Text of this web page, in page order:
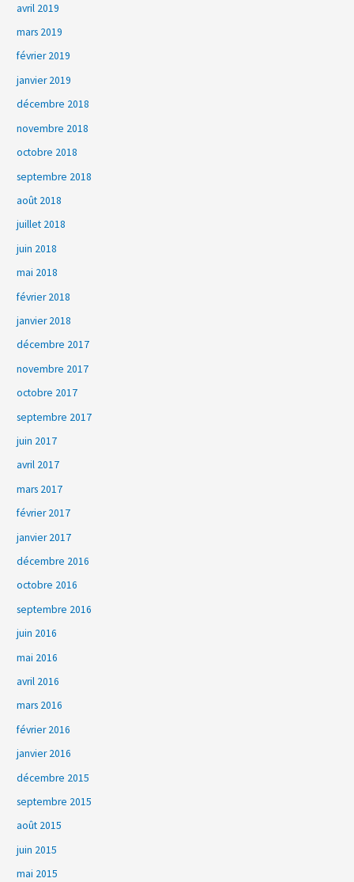
avril 2019
mars 2019
février 2019
janvier 2019
décembre 2018
novembre 2018
octobre 2018
septembre 2018
août 2018
juillet 2018
juin 2018
mai 2018
février 2018
janvier 2018
décembre 2017
novembre 2017
octobre 2017
septembre 2017
juin 2017
avril 2017
mars 2017
février 2017
janvier 2017
décembre 2016
octobre 2016
septembre 2016
juin 2016
mai 2016
avril 2016
mars 2016
février 2016
janvier 2016
décembre 2015
septembre 2015
août 2015
juin 2015
mai 2015